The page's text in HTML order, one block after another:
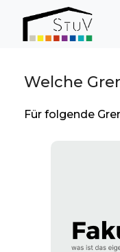
Welche
Für folgende